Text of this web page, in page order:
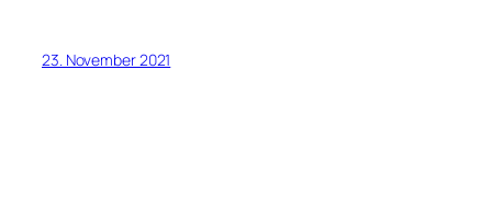
23. November 2021